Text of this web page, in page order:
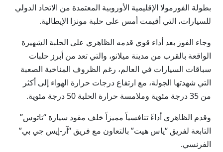
بطولة الفورمولا الإقليمية الأوروبية المعتمدة من الاتحاد الدولي
للسيارات، التي أقيمت أمس على حلبة مونزا الإيطالية.
وجاء الفوز بعد أداء قوي قدمه الظاهري على الحلبة الشهيرة
الواقعة بالقرب من مدينة ميلانو، والتي تعد من أبرز حلبات
سباقات السيارات في العالم، رغم الظروف المناخية الصعبة
التي شهدتها الجولة، مع ارتفاع درجات حرارة الهواء إلى أكثر
من 35 درجة مئوية وملامسة حرارة الحلبة 50 درجة مئوية.
وقدم الظاهري أداءً تنافسياً مميزاً خلف مقود سيارة “تاتوس”
التابعة لفريق “ياس هيت” بالتعاون مع فريق “آر-إيس جي بي”
الفرنسي.